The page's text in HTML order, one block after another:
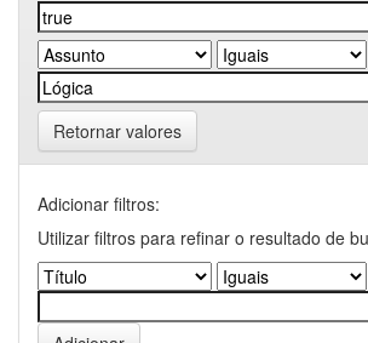
Retornar valores
Adicionar filtros:
Utilizar filtros para refinar o resultado de